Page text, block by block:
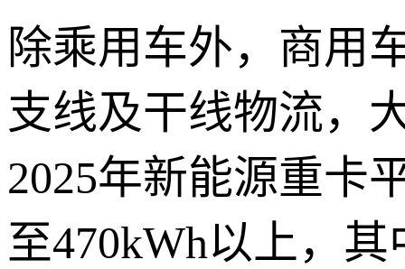
除乘用车外，商用
支线及干线物流，
2025年新能源重卡
至470kWh以上，